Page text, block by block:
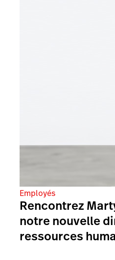
Employés
Rencontrez
notre nouvelle
ressources